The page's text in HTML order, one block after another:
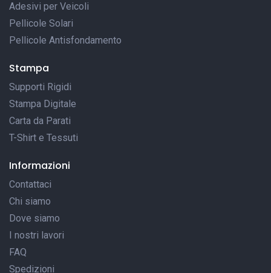
Adesivi per Veicoli
Pellicole Solari
Pellicole Antisfondamento
Stampa
Supporti Rigidi
Stampa Digitale
Carta da Parati
T-Shirt e Tessuti
Informazioni
Contattaci
Chi siamo
Dove siamo
I nostri lavori
FAQ
Spedizioni